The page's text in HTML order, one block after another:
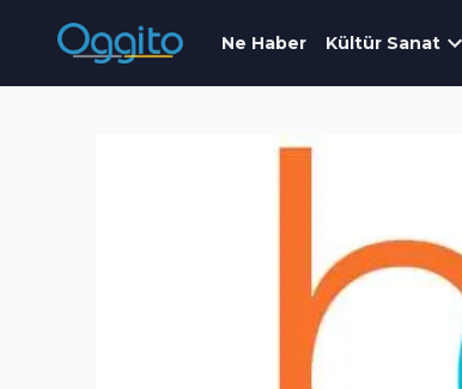
Ne Haber Kültür Sanat